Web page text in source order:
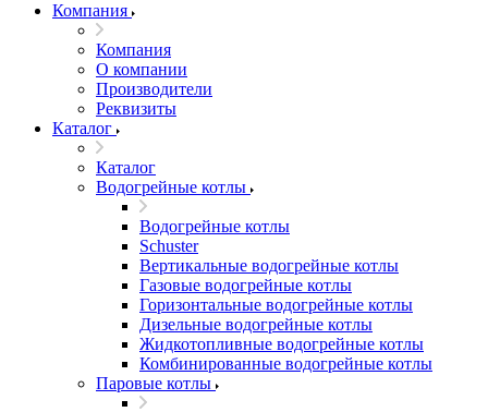
Компания
Компания
О компании
Производители
Реквизиты
Каталог
Каталог
Водогрейные котлы
Водогрейные котлы
Schuster
Вертикальные водогрейные котлы
Газовые водогрейные котлы
Горизонтальные водогрейные котлы
Дизельные водогрейные котлы
Жидкотопливные водогрейные котлы
Комбинированные водогрейные котлы
Паровые котлы